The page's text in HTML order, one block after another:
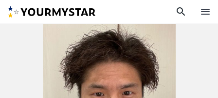
search menu